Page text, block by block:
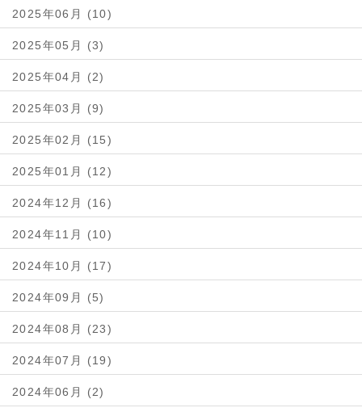
2025年06月 (10)
2025年05月 (3)
2025年04月 (2)
2025年03月 (9)
2025年02月 (15)
2025年01月 (12)
2024年12月 (16)
2024年11月 (10)
2024年10月 (17)
2024年09月 (5)
2024年08月 (23)
2024年07月 (19)
2024年06月 (2)